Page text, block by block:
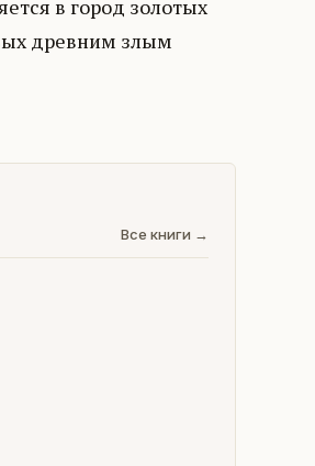
в город золотых
древним злым
Все книги →